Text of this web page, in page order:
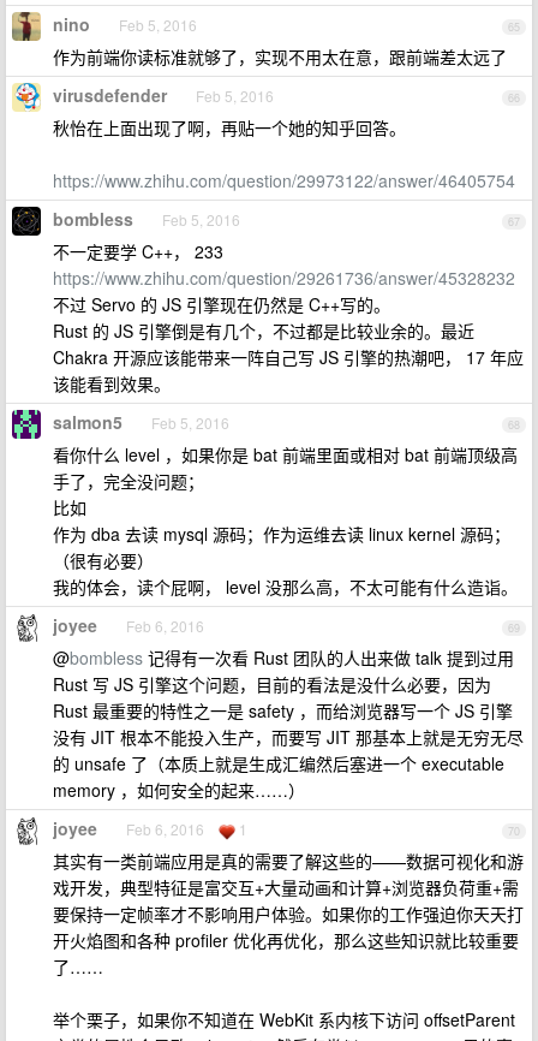
65
nino Feb 5, 2016
作为前端你读标准就够了，实现不用太在意，跟前端差太远了
66
virusdefender Feb 5, 2016
秋怡在上面出现了啊，再贴一个她的知乎回答。
https://www.zhihu.com/question/29973122/answer/46405754
67
bombless Feb 5, 2016
不一定要学 C++， 233
https://www.zhihu.com/question/29261736/answer/45328232
不过 Servo 的 JS 引擎现在仍然是 C++写的。
Rust 的 JS 引擎倒是有几个，不过都是比较业余的。最近
Chakra 开源应该能带来一阵自己写 JS 引擎的热潮吧， 17 年应
该能看到效果。
68
salmon5 Feb 5, 2016
看你什么 level ，如果你是 bat 前端里面或相对 bat 前端顶级高
手了，完全没问题；
比如
作为 dba 去读 mysql 源码；作为运维去读 linux kernel 源码；
（很有必要）
我的体会，读个屁啊， level 没那么高，不太可能有什么造诣。
69
joyee Feb 6, 2016
@bombless 记得有一次看 Rust 团队的人出来做 talk 提到过用
Rust 写 JS 引擎这个问题，目前的看法是没什么必要，因为
Rust 最重要的特性之一是 safety ，而给浏览器写一个 JS 引擎
没有 JIT 根本不能投入生产，而要写 JIT 那基本上就是无穷无尽
的 unsafe 了（本质上就是生成汇编然后塞进一个 executable
memory ，如何安全的起来……）
70
joyee Feb 6, 2016 1
其实有一类前端应用是真的需要了解这些的——数据可视化和游
戏开发，典型特征是富交互+大量动画和计算+浏览器负荷重+需
要保持一定帧率才不影响用户体验。如果你的工作强迫你天天打
开火焰图和各种 profiler 优化再优化，那么这些知识就比较重要
了……
举个栗子，如果你不知道在 WebKit 系内核下访问 offsetParent